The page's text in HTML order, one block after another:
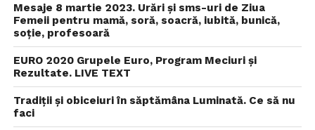
Mesaje 8 martie 2023. Urări și sms-uri de Ziua
Femeii pentru mamă, soră, soacră, iubită, bunică,
soție, profesoară
EURO 2020 Grupele Euro, Program Meciuri și
Rezultate. LIVE TEXT
Tradiții și obiceiuri în săptămâna Luminată. Ce să nu
faci